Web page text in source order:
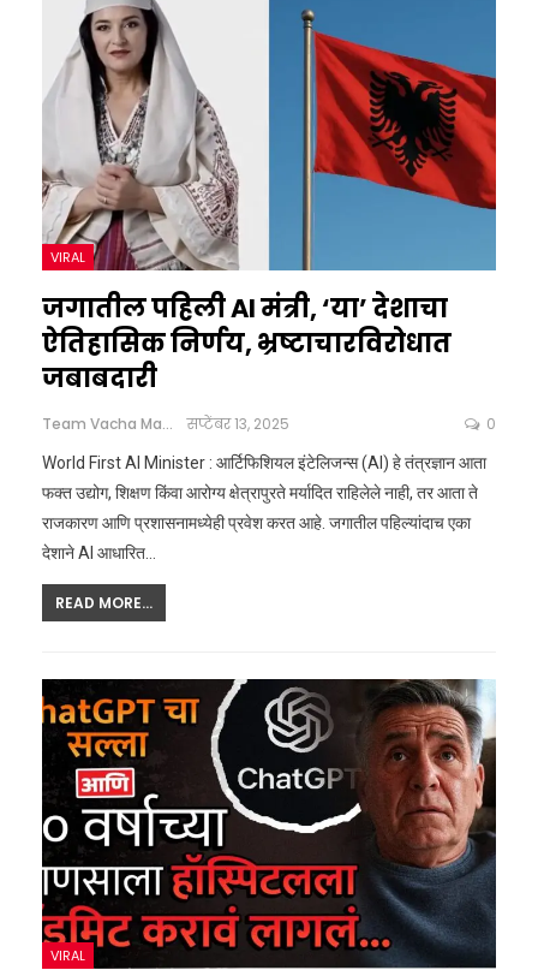
VIRAL
जगातील पहिली AI मंत्री, ‘या’ देशाचा
ऐतिहासिक निर्णय, भ्रष्टाचारविरोधात
जबाबदारी
Team Vacha Marathi सप्टेंबर 13, 2025 0
World First AI Minister : आर्टिफिशियल इंटेलिजन्स (AI) हे तंत्रज्ञान आता
फक्त उद्योग, शिक्षण किंवा आरोग्य क्षेत्रापुरते मर्यादित राहिलेले नाही, तर आता ते
राजकारण आणि प्रशासनामध्येही प्रवेश करत आहे. जगातील पहिल्यांदाच एका
देशाने AI आधारित
READ MORE...
VIRAL